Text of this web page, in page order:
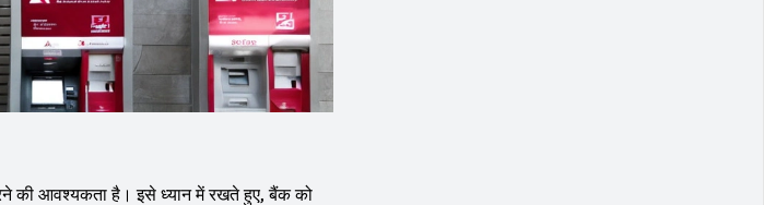
की आवश्यकता है। इसे ध्यान में रखते हुए, बैंक को